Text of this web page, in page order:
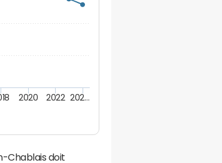
2020 2022 202…
Chablais doit